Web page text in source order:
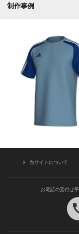
制作事例
当サイトについて
お電話の受付は